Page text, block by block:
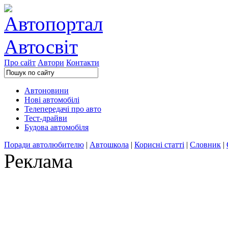
Про сайт Автори Контакти
Автоновини
Нові автомобілі
Телепередачі про авто
Тест-драйви
Будова автомобіля
Поради автолюбителю | Автошкола | Корисні статті | Словник |
Реклама